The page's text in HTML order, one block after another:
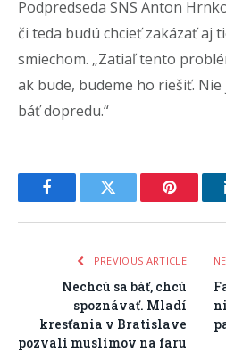
Podpredseda SNS Anton
či teda budú chcieť zakázať aj
smiechom. „Zatiaľ tento
ak bude, budeme ho riešiť. Nie
báť dopredu.“
FacebookTwitter Pinterest
PREVIOUS ARTICLE
Nechcú sa báť, chcú
spoznávať. Mladí
kresťania v Bratislave
pozvali muslimov na faru